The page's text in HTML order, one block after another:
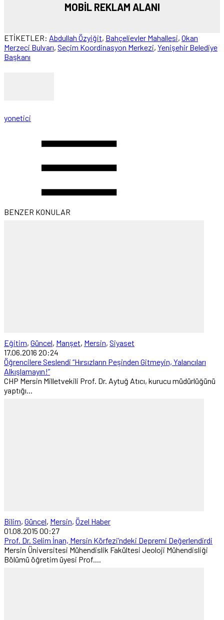
MOBİL REKLAM ALANI
ETİKETLER: Abdullah Özyiğit, Bahçelievler Mahallesi, Okan
Merzeci Bulvarı, Seçim Koordinasyon Merkezi, Yenişehir Belediye
Başkanı
yonetici
BENZER KONULAR
Eğitim, Güncel, Manşet, Mersin, Siyaset
17.06.2016 20:24
Öğrencilere Seslendi “Hırsızların Peşinden Gitmeyin, Yalancıları
Alkışlamayın!”
CHP Mersin Milletvekili Prof. Dr. Aytuğ Atıcı, kurucu müdürlüğünü
yaptığı...
Bilim, Güncel, Mersin, Özel Haber
01.08.2015 00:27
Prof. Dr. Selim İnan, Mersin Körfezi’ndeki Depremi Değerlendirdi
Mersin Üniversitesi Mühendislik Fakültesi Jeoloji Mühendisliği
Bölümü öğretim üyesi Prof....